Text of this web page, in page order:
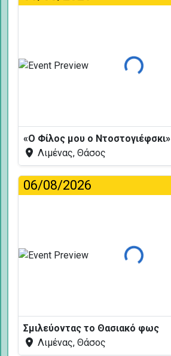
Φόρτωση...
«Ο Φίλος μου ο Ντοστογιέφσκι»
Λιμένας, Θάσος
06/08/2026
Φόρτωση...
Σμιλεύοντας το Θασιακό φως
Λιμένας, Θάσος